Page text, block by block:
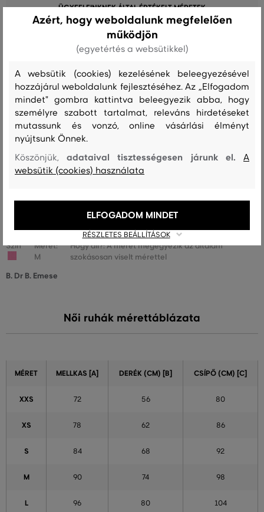
ÜGYFELEINKNEK ÁLTAL ÉRTÉKELT MÉRETEK
A méret sokkal kisebb, mint amit
amit viselek
0
A méret megegyezik az általam
szokásosan viselt mérettel
19
A méret egy kicsit nagyobb, mint
amit általában viselek
A méret sokkal nagyobb, mint
amit viselek
Nagyon szeretem ezt a modellt, több színben is megvettem
korábban
Szín
Méret:
M
Hogy áll?: A méret megegyezik az általam
szokásosan viselt mérettel
B. Dr B. Emese
Női ruhák mérettáblázata
MÉRET MELLKAS [A] DERÉK (CM) [B] CSÍPŐ (CM) [C]
XXS 72 56 80
XS 78 62 86
S 84 68 92
M 90 74 98
L 96 80 104
Azért, hogy weboldalunk megfelelően
működjön
(egyetértés a websütikkel)
A websütik (cookies) kezelésének beleegyezésével
hozzájárul weboldalunk fejlesztéséhez. Az „Elfogadom
mindet" gombra kattintva beleegyezik abba, hogy
személyre szabott tartalmat, releváns hirdetéseket
mutassunk és vonzó, online vásárlási élményt
nyújtsunk Önnek.
Köszönjük,adataival tisztességesen járunk el.A
websütik (cookies) használata
RÉSZLETES BEÁLLÍTÁSOK
ELFOGADOM MINDET